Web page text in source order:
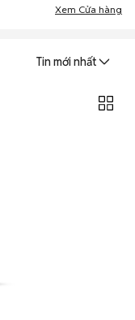
Xem Cửa hàng
Tin mới nhất